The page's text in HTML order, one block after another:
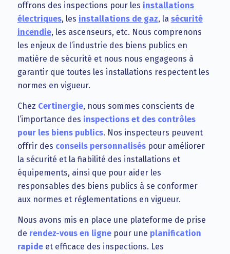
offrons des inspections pour les installations
électriques, les installations de gaz, la sécurité
incendie, les ascenseurs, etc. Nous comprenons
les enjeux de l’industrie des biens publics en
matière de sécurité et nous nous engageons à
garantir que toutes les installations respectent les
normes en vigueur.
Chez Certinergie, nous sommes conscients de
l’importance des inspections et des contrôles
pour les biens publics. Nos inspecteurs peuvent
offrir des conseils personnaliséspour améliorer
la sécurité et la fiabilité des installations et
équipements, ainsi que pour aider les
responsables des biens publics à se conformer
aux normes et réglementations en vigueur.
Nous avons mis en place une plateforme de prise
de rendez-vous en lignepour une planification
rapideet efficace des inspections. Les